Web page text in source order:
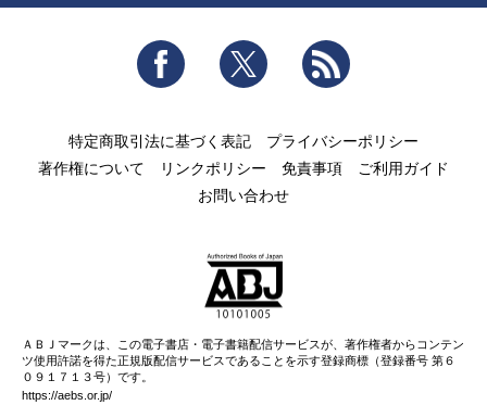
Facebook Twitter
特定商取引法に基づく表記
プライバシーポリシー
著作権について
リンクポリシー 免責事項
ご利用ガイド
お問い合わせ
ＡＢＪマークは、この電子書店・電子書籍配信サービスが、著作権者からコンテン
ツ使用許諾を得た正規版配信サービスであることを示す登録商標（登録番号 第６
０９１７１３号）です。
https://aebs.or.jp/